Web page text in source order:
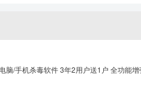
脑/手机杀毒软件 3年2用户送1户 全功能